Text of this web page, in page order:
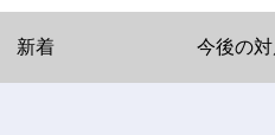
新着 今後の対